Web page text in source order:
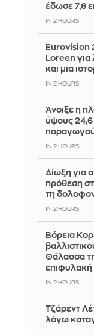
έδωσε 7,6
IN 2 HOURS
Eurovision
Loreen για
και μια
IN 2 HOURS
Άνοιξε η
ύψους 24,6
IN 2 HOURS
Δίωξη για
πρόθεση
τη
IN 2 HOURS
Βόρεια
Θάλασσα
επιφυλακή
IN 2 HOURS
Τζάρεντ
λόγω